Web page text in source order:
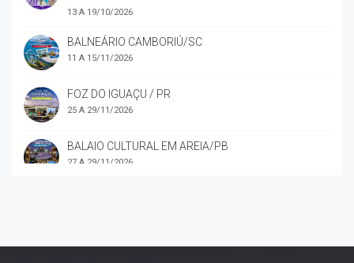
13 A 19/10/2026
BALNEÁRIO CAMBORIÚ/SC
11 A 15/11/2026
FOZ DO IGUAÇU / PR
25 A 29/11/2026
BALAIO CULTURAL EM AREIA/PB
27 A 29/11/2026
REVEILLON EM LISBOA – PORTUGAL